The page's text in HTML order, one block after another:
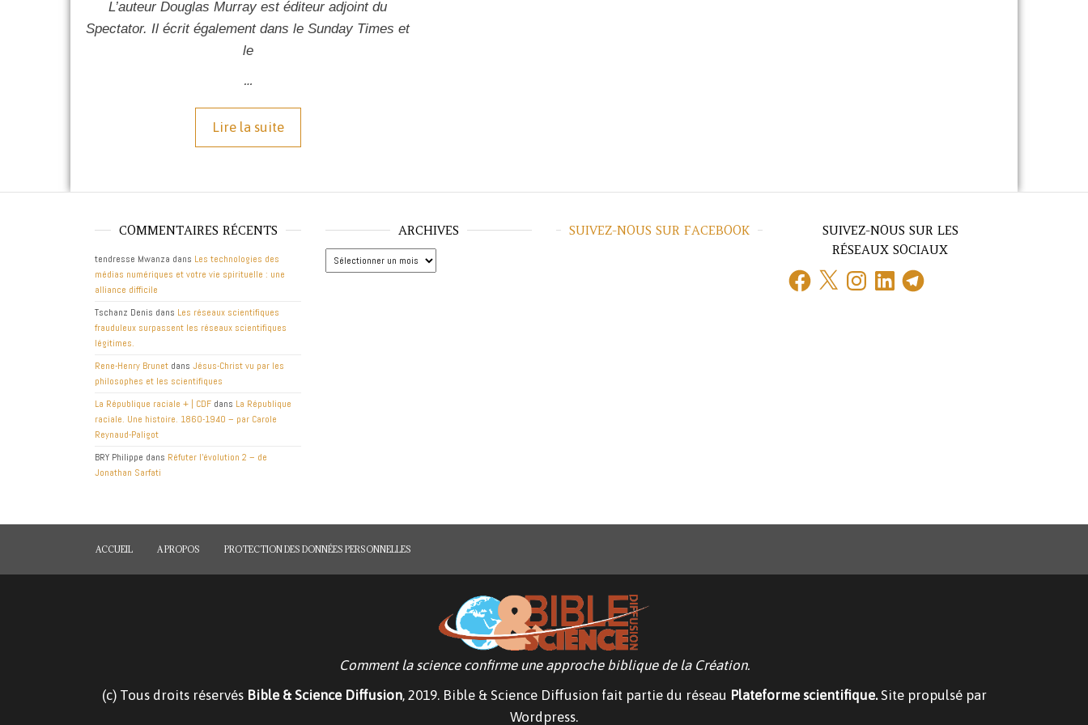
L’auteur Douglas Murray est éditeur adjoint du
Spectator. Il écrit également dans leSunday Times et
le
…
Lire la suite
COMMENTAIRES RÉCENTS
tendresse Mwanza dans Les technologies des
médias numériques et votre vie spirituelle : une
alliance difficile
Tschanz Denis dans Les réseaux scientifiques
frauduleux surpassent les réseaux scientifiques
légitimes.
Rene-Henry Brunet dans Jésus-Christ vu par les
philosophes et les scientifiques
La République raciale + | CDF dans La République
raciale. Une histoire. 1860-1940 – par Carole
Reynaud-Paligot
BRY Philippe dans Réfuter l’évolution 2 – de
Jonathan Sarfati
ARCHIVES
Archives
SUIVEZ-NOUS SUR FACEBOOK
SUIVEZ-NOUS SUR LES
RÉSEAUX SOCIAUX
Facebook InstagramLinkedIn Telegram
ACCUEIL A PROPOS PROTECTION DES DONNÉES PERSONNELLES
Comment la science confirme une approche biblique de la Création.
(c) Tous droits réservés Bible & Science Diffusion, 2019. Bible & Science Diffusion fait partie du réseau Plateforme scientifique.Site propulsé par
Wordpress.